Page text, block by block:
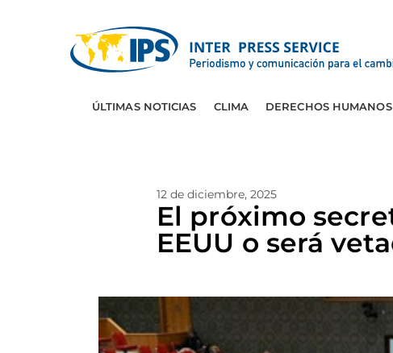
ÚLTIMAS NOTICIAS CLIMA DERECHOS HUMANOS
12 de diciembre, 2025
El próximo
EEUU o será